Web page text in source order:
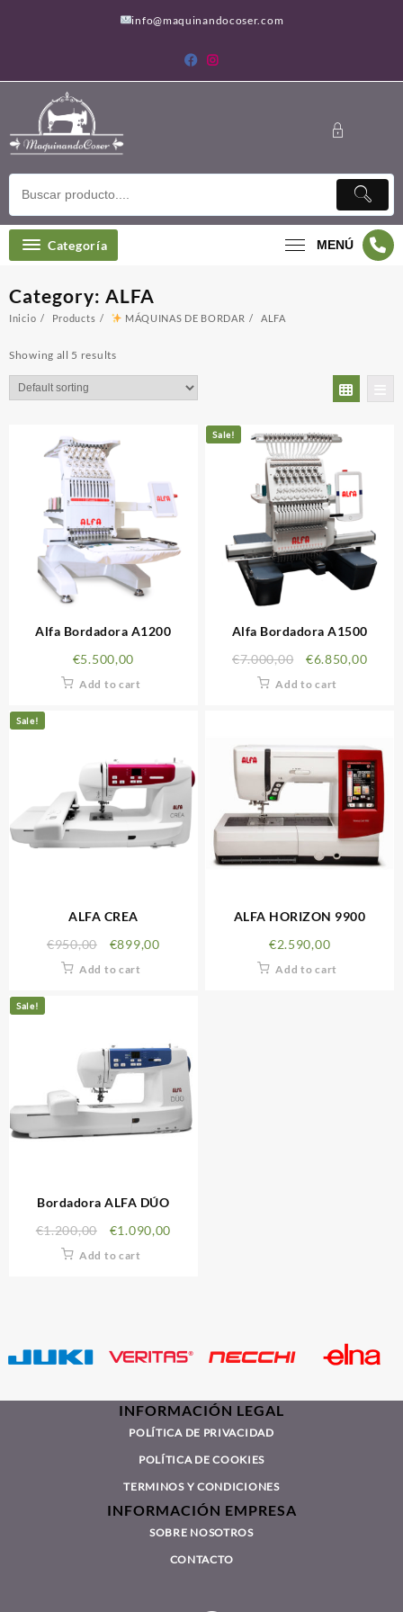
info@maquinandocoser.com
Categoría MENÚ
Category: ALFA
Inicio Products MÁQUINAS DE BORDAR ALFA
Showing all 5 results
Alfa Bordadora A1200
€5.500,00
Add to cart
Sale!
Alfa Bordadora A1500
€7.000,00 €6.850,00
Add to cart
Sale!
ALFA CREA
€950,00 €899,00
Add to cart
ALFA HORIZON 9900
€2.590,00
Add to cart
Sale!
Bordadora ALFA DÚO
€1.200,00 €1.090,00
Add to cart
INFORMACIÓN LEGAL
POLÍTICA DE PRIVACIDAD
POLÍTICA DE COOKIES
TERMINOS Y CONDICIONES
INFORMACIÓN EMPRESA
SOBRE NOSOTROS
CONTACTO